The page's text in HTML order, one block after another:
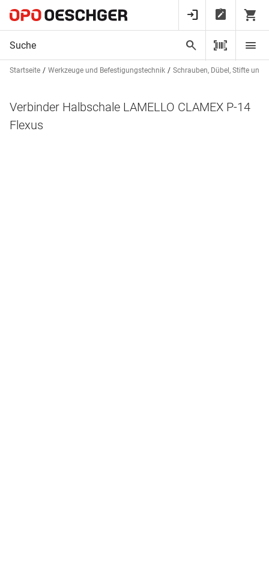
Startseite Werkzeuge und Befestigungstechnik Schrauben, Dübel, Stifte und
Verbinder Halbschale LAMELLO CLAMEX P-14
Flexus